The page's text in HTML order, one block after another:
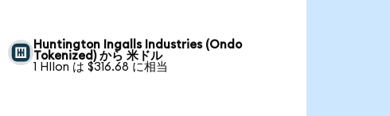
Huntington Ingalls Industries (Ondo
Tokenized) から 米ドル
1 HIIon は $316.68 に相当